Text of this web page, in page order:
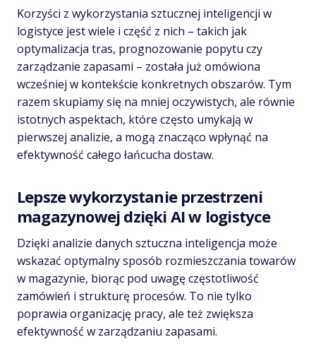
Korzyści z wykorzystania sztucznej inteligencji w
logistyce jest wiele i część z nich – takich jak
optymalizacja tras, prognozowanie popytu czy
zarządzanie zapasami – została już omówiona
wcześniej w kontekście konkretnych obszarów. Tym
razem skupiamy się na mniej oczywistych, ale równie
istotnych aspektach, które często umykają w
pierwszej analizie, a mogą znacząco wpłynąć na
efektywność całego łańcucha dostaw.
Lepsze wykorzystanie przestrzeni
magazynowej dzięki AI w logistyce
Dzięki analizie danych sztuczna inteligencja może
wskazać optymalny sposób rozmieszczania towarów
w magazynie, biorąc pod uwagę częstotliwość
zamówień i strukturę procesów. To nie tylko
poprawia organizację pracy, ale też zwiększa
efektywność w zarządzaniu zapasami.